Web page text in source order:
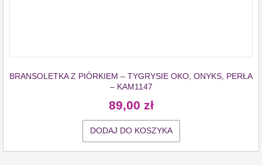
BRANSOLETKA Z PIÓRKIEM – TYGRYSIE OKO, ONYKS, PERŁA
– KAM1147
89,00 zł
DODAJ DO KOSZYKA